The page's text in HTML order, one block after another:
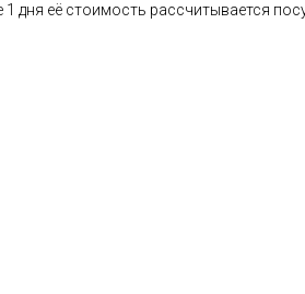
дня её стоимость рассчитывается